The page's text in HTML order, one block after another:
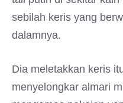
sebilah keris yang
dalamnya.
Dia meletakkan keris
menyelongkar almari